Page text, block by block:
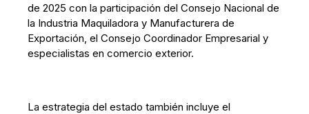
de 2025 con la participación del Consejo Nacional de
la Industria Maquiladora y Manufacturera de
Exportación, el Consejo Coordinador Empresarial y
especialistas en comercio exterior.
La estrategia del estado también incluye el